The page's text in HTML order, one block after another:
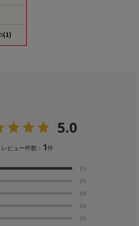
5(1)
5.0
レビュー件数： 1件
(1)
(0)
(0)
(0)
(0)